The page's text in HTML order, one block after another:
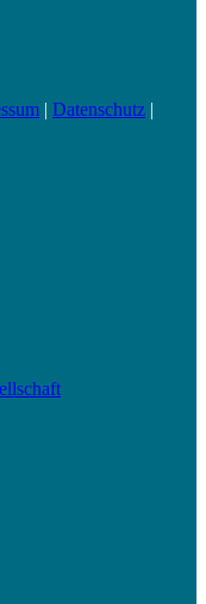
| Datenschutz |